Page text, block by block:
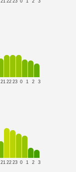
21 22 23 0 1 2 3
21 22 23 0 1 2 3